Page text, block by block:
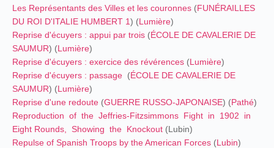
Les Représentants des Villes et les couronnes (FUNÉRAILLES
DU ROI D'ITALIE HUMBERT 1) (Lumière)
Reprise d'écuyers : appui par trois (ÉCOLE DE CAVALERIE DE
SAUMUR) (Lumière)
Reprise d'écuyers : exercice des révérences (Lumière)
Reprise d'écuyers : passage (ÉCOLE DE CAVALERIE DE
SAUMUR) (Lumière)
Reprise d'une redoute (GUERRE RUSSO-JAPONAISE) (Pathé)
Reproduction of the Jeffries-Fitzsimmons Fight in 1902 in
Eight Rounds, Showing the Knockout (Lubin)
Repulse of Spanish Troops by the American Forces (Lubin)